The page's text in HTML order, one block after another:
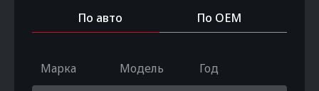
По авто По OEM
Марка Модель Год